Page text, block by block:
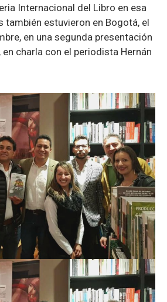
Internacional del Libro en esa
también estuvieron en Bogotá, el
en una segunda presentación
en charla con el periodista Hernán